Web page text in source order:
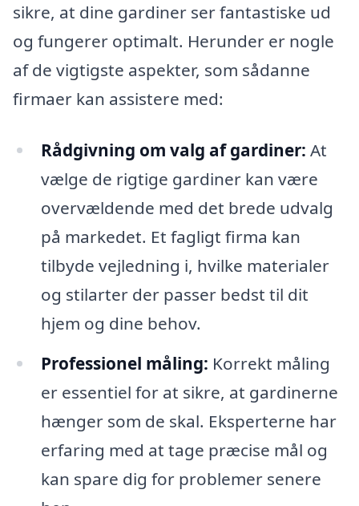
sikre, at dine gardiner ser fantastiske ud
og fungerer optimalt. Herunder er nogle
af de vigtigste aspekter, som sådanne
firmaer kan assistere med:
Rådgivning om valg af gardiner: At
vælge de rigtige gardiner kan være
overvældende med det brede udvalg
på markedet. Et fagligt firma kan
tilbyde vejledning i, hvilke materialer
og stilarter der passer bedst til dit
hjem og dine behov.
Professionel måling: Korrekt måling
er essentiel for at sikre, at gardinerne
hænger som de skal. Eksperterne har
erfaring med at tage præcise mål og
kan spare dig for problemer senere